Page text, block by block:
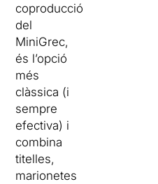
coproducció
del
MiniGrec,
és l’opció
més
clàssica (i
sempre
efectiva) i
combina
titelles,
marionetes